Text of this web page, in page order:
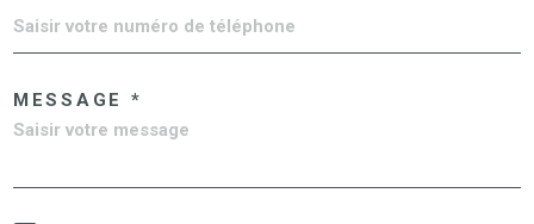
MESSAGE *